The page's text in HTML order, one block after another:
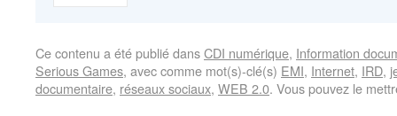
Ce contenu a été publié dansCDI numérique, Information
Serious Games, avec comme mot(s)-clé(s) EMI, Internet, IRD,
documentaire, réseaux sociaux, WEB 2.0. Vous pouvez le